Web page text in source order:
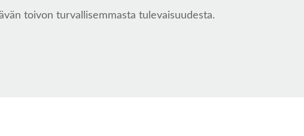
toivon turvallisemmasta tulevaisuudesta.